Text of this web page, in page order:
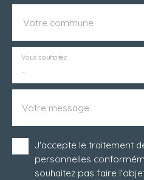
Votre commune
-
Vous souhaitez
Votre message
J'accepte le traitement
personnelles
souhaitez pas faire